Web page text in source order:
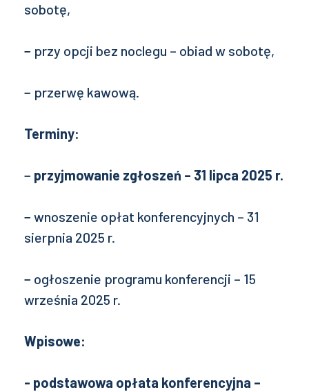
sobotę,
− przy opcji bez noclegu – obiad w sobotę,
− przerwę kawową.
Terminy:
− przyjmowanie zgłoszeń – 31 lipca 2025 r.
− wnoszenie opłat konferencyjnych – 31
sierpnia 2025 r.
− ogłoszenie programu konferencji – 15
września 2025 r.
Wpisowe:
- podstawowa opłata konferencyjna –